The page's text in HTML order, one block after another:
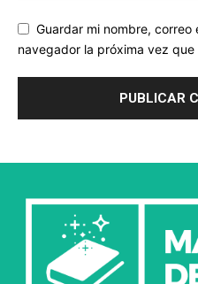
Guardar mi nombre,
navegador la próxima vez que